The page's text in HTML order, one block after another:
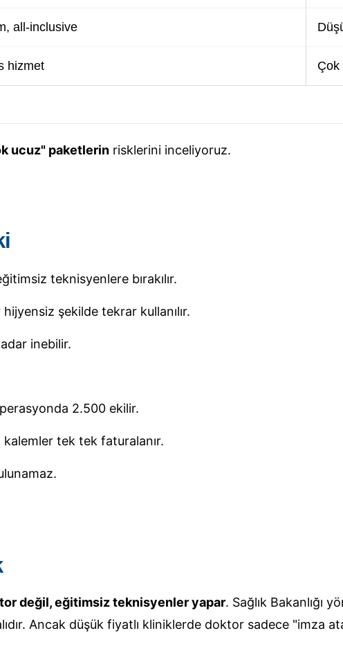
all-inclusive
hizmet Çok
ucuz" paketlerin risklerini inceliyoruz.
teknisyenlere bırakılır.
hijyensiz şekilde tekrar kullanılır.
inebilir.
2.500 ekilir.
tek tek faturalanır.
değil, eğitimsiz teknisyenler yapar. Sağlık Bakanlığı
Ancak düşük fiyatlı kliniklerde doktor sadece "imza